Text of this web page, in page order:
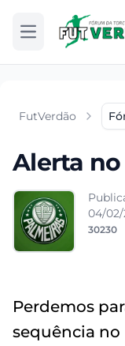
Abrir menu
FutVerdão
Alerta
04/02/
30230
Perdemos
sequência